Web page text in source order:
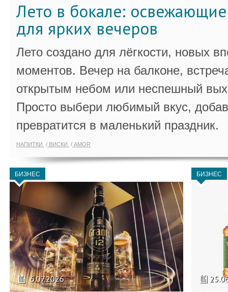
Лето в бокале:
для ярких вечеров
Лето создано для лёгкости, новых
моментов. Вечер на балконе,
открытым небом или неспешный
Просто выбери любимый вкус,
превратится в маленький праздник.
НАПИТКИ ВИСКИ AMOR
БИЗНЕС
6.07.2026
БИЗНЕС